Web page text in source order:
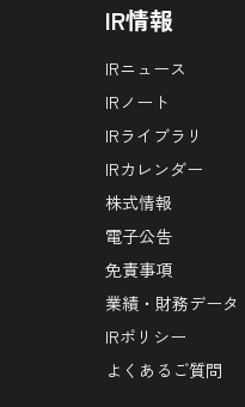
IR情報
IRニュース
IRノート
IRライブラリ
IRカレンダー
株式情報
電子公告
免責事項
業績・財務データ
IRポリシー
よくあるご質問